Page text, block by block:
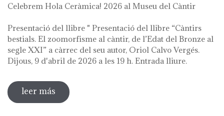
Celebrem Hola Ceràmica! 2026 al Museu del Càntir
Presentació del llibre " Presentació del llibre “Càntirs
bestials. El zoomorfisme al càntir, de l’Edat del Bronze al
segle XXI” a càrrec del seu autor, Oriol Calvo Vergés.
Dijous, 9 d'abril de 2026 a les 19 h. Entrada lliure.
leer más sobre hola ceràmica! 2026